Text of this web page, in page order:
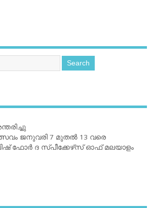
ജനുവരി 7 മുതല്‍ 13 വരെ
ഫോര്‍ ദ സ്പീക്കേഴ്‌സ് ഓഫ് മലയാളം